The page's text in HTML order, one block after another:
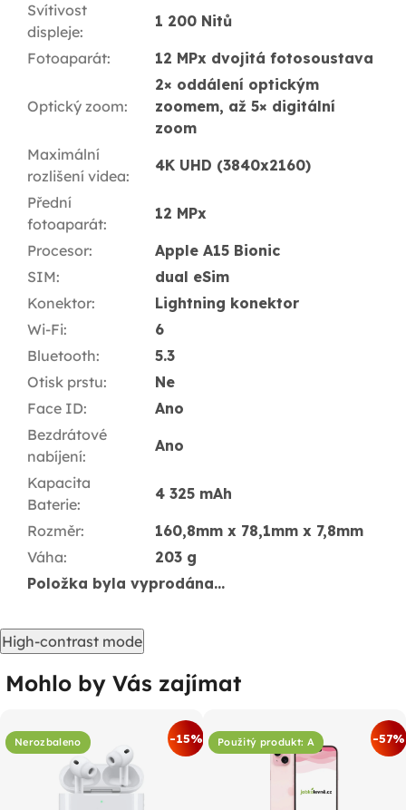
Svítivost
displeje:
1 200 Nitů
Fotoaparát: 12 MPx dvojitá fotosoustava
Optický zoom:
2× oddálení optickým
zoomem, až 5× digitální
zoom
Maximální
rozlišení videa:
4K UHD (3840x2160)
Přední
fotoaparát:
12 MPx
Procesor:
Apple A15 Bionic
SIM:
dual eSim
Konektor:
Lightning konektor
Wi-Fi:
6
Bluetooth:
5.3
Otisk prstu:
Ne
Face ID:
Ano
Bezdrátové
nabíjení:
Ano
Kapacita
Baterie:
4 325 mAh
Rozměr:
160,8mm x 78,1mm x 7,8mm
Váha:
203 g
Položka byla vyprodána…
High-contrast mode
Mohlo by Vás zajímat
Nerozbaleno -15% Použitý produkt: A -57%